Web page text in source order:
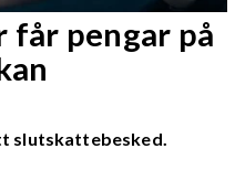
får pengar på
slutskattebesked.